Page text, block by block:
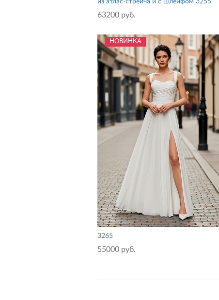
из атлас-стрейча и с шлейфом 3255
63200 руб.
НОВИНКА
3265
55000 руб.